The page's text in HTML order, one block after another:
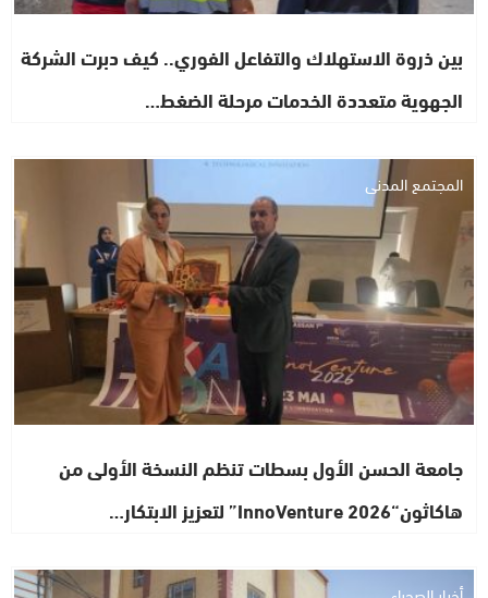
بين ذروة الاستهلاك والتفاعل الفوري.. كيف دبرت الشركة
الجهوية متعددة الخدمات مرحلة الضغط…
المجتمع المدني
جامعة الحسن الأول بسطات تنظم النسخة الأولى من
هاكاثون“InnoVenture 2026” لتعزيز الابتكار…